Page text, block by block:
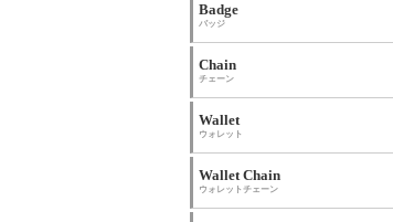
Badge
バッジ
Chain
チェーン
Wallet
ウォレット
Wallet Chain
ウォレットチェーン